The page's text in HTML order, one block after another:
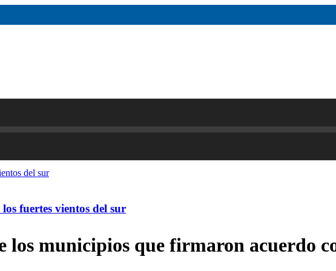
fuertes vientos del sur
los municipios que firmaron acuerdo